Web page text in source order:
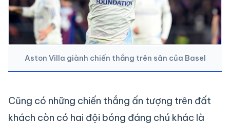
Aston Villa giành chiến thắng trên sân của Basel
Cũng có những chiến thắng ấn tượng trên đất
khách còn có hai đội bóng đáng chú khác là